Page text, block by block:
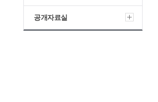
공개자료실